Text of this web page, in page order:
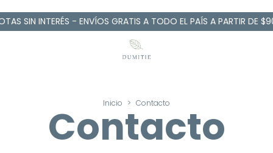
SIN INTERÉS - ENVÍOS GRATIS A TODO EL PAÍS A PARTIR DE
Inicio > Contacto
Contacto